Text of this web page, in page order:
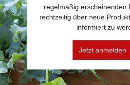
regelmäßig erscheinenden
rechtzeitig über neue
informiert zu
Jetzt anmelden